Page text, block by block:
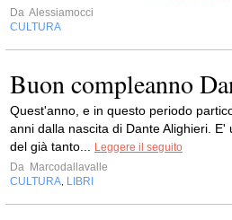
Da Alessiamocci
CULTURA
Buon compleanno
Quest'anno, e in questo periodo
anni dalla nascita di Dante Alighieri.
del già tanto...
Leggere il seguito
Da Marcodallavalle
CULTURA LIBRI